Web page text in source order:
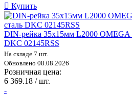
Купить
DIN-рейка 35х15мм L2000 OMEGA
DKC 02145RSS
На складе 7 шт.
Обновлено 08.08.2026
Розничная цена:
6 369.18 / шт.
-